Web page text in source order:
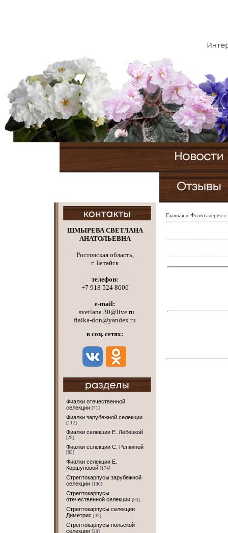
ШМЫРЕВА СВЕТЛАНА
АНАТОЛЬЕВНА
Ростовская область,
г. Батайск
телефон:
+7 918 524 8606
e-mail:
svetlana.30@live.ru
fialka-don@yandex.ru
в соц. сетях:
Фиалки отечественной
селекции [71]
Фиалки зарубежной селекции
[112]
Фиалки селекции Е. Лебецкой
[29]
Фиалки селекции С. Репкиной
[85]
Фиалки селекции Е.
Коршуновой [174]
Стрептокарпусы зарубежной
селекции [100]
Стрептокарпусы
отечественной селекции [93]
Стрептокарпусы селекции
Диметрис [43]
Стрептокарпусы польской
селекции [20]
Главная » Фотогалерея »